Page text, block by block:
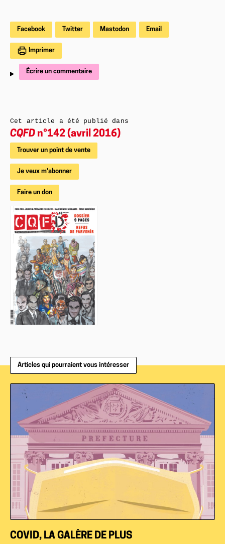
Facebook Twitter Mastodon Email
Imprimer
Écrire un commentaire
Cet article a été publié dans
CQFD n°142 (avril 2016)
Trouver un point de vente
Je veux m'abonner
Faire un don
Articles qui pourraient vous intéresser
COVID, LA GALÈRE DE PLUS